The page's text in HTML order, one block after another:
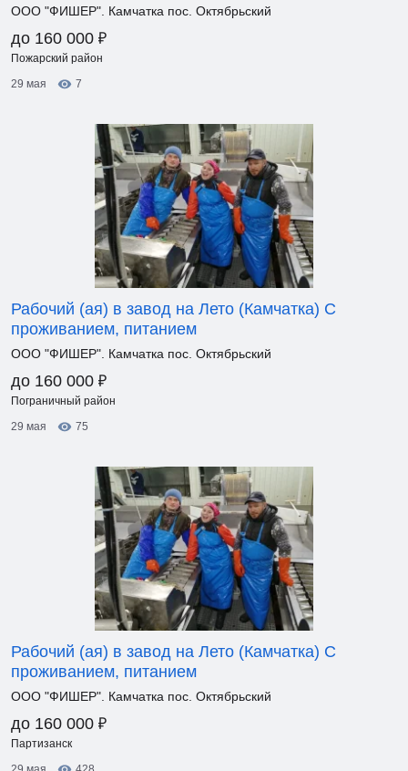
ООО "ФИШЕР". Камчатка пос. Октябрьский
до 160 000 ₽
Пожарский район
29 мая
7
Рабочий (ая) в завод на Лето (Камчатка) С
проживанием, питанием
ООО "ФИШЕР". Камчатка пос. Октябрьский
до 160 000 ₽
Пограничный район
29 мая
75
Рабочий (ая) в завод на Лето (Камчатка) С
проживанием, питанием
ООО "ФИШЕР". Камчатка пос. Октябрьский
до 160 000 ₽
Партизанск